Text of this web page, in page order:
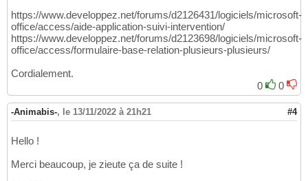
https://www.developpez.net/forums/d2126431/logiciels/microsoft-
office/access/aide-application-suivi-intervention/
https://www.developpez.net/forums/d2123698/logiciels/microsoft-
office/access/formulaire-base-relation-plusieurs-plusieurs/
Cordialement.
0
0
-Animabis-, le 13/11/2022 à 21h21 #4
Hello !
Merci beaucoup, je zieute ça de suite !